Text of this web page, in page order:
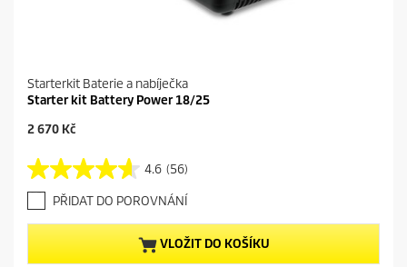
Starterkit Baterie a nabíječka
Starter kit Battery Power 18/25
C
e
n
t
p
2 670 Kč
4.6 (56)
4
.
6
z
h
PŘIDAT DO POROVNÁNÍ
VLOŽIT DO KOŠÍKU